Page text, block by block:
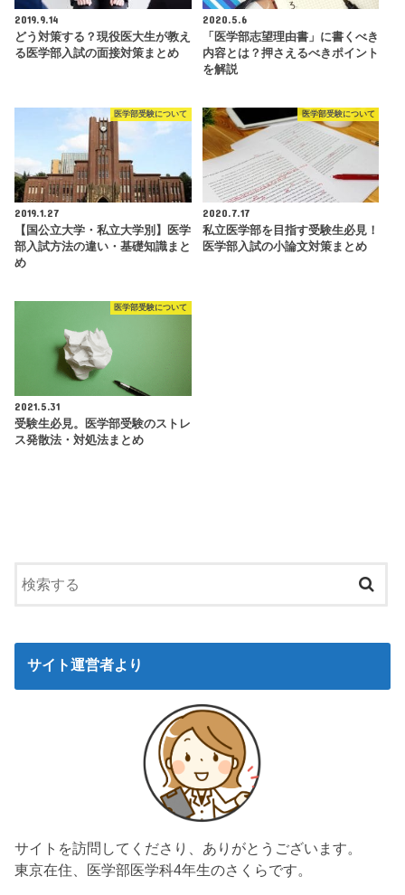
2019.9.14
どう対策する？現役医大生が教え
る医学部入試の面接対策まとめ
2020.5.6
「医学部志望理由書」に書くべき
内容とは？押さえるべきポイント
を解説
医学部受験について
2019.1.27
【国公立大学・私立大学別】医学
部入試方法の違い・基礎知識まと
め
医学部受験について
2020.7.17
私立医学部を目指す受験生必見！
医学部入試の小論文対策まとめ
医学部受験について
2021.5.31
受験生必見。医学部受験のストレ
ス発散法・対処法まとめ
サイト運営者より
サイトを訪問してくださり、ありがとうございます。
東京在住、医学部医学科4年生のさくらです。